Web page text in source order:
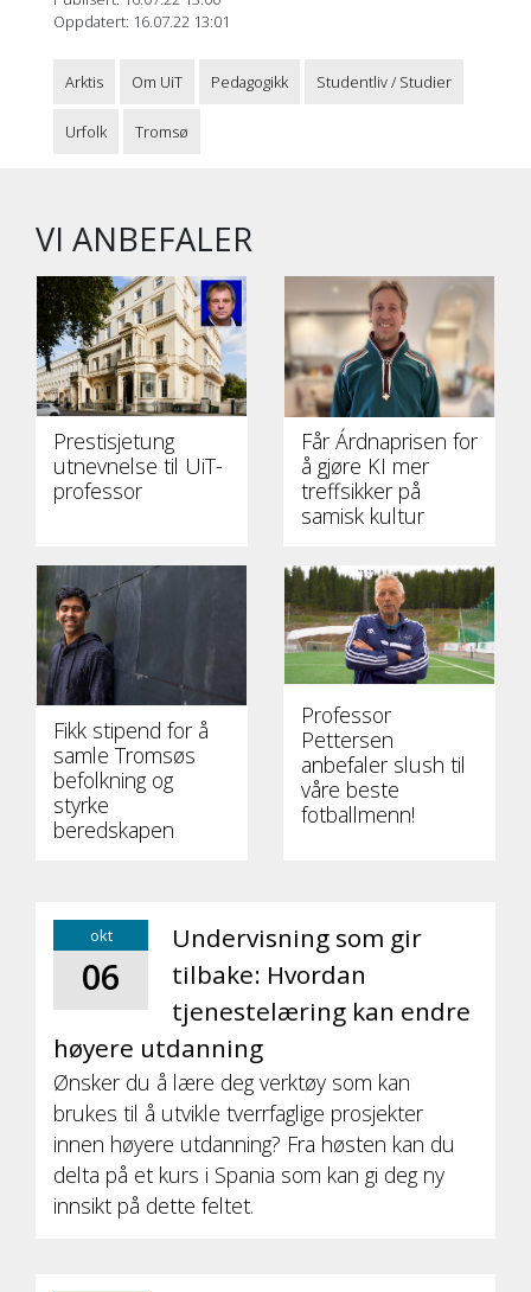
Oppdatert: 16.07.22 13:01
Arktis Om UiT Pedagogikk Studentliv / Studier
Urfolk Tromsø
VI ANBEFALER
Prestisjetung
utnevnelse til UiT-
professor
Får Árdnaprisen for
å gjøre KI mer
treffsikker på
samisk kultur
Fikk stipend for å
samle Tromsøs
befolkning og
styrke
beredskapen
Professor
Pettersen
anbefaler slush til
våre beste
fotballmenn!
okt
06
Undervisning som gir
tilbake: Hvordan
tjenestelæring kan endre
høyere utdanning
Ønsker du å lære deg verktøy som kan
brukes til å utvikle tverrfaglige prosjekter
innen høyere utdanning? Fra høsten kan du
delta på et kurs i Spania som kan gi deg ny
innsikt på dette feltet.